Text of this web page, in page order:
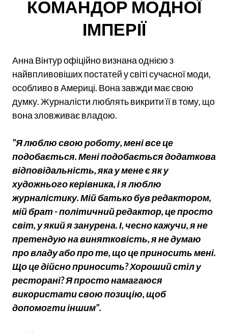
КОМАНДОР МОДНОЇ
ІМПЕРІЇ
Анна Вінтур офіційно визнана однією з
найвпливовіших постатей у світі сучасної моди,
особливо в Америці. Вона завжди має свою
думку. Журналісти люблять викрити її в тому, що
вона зловживає владою.
"Я люблю свою роботу, мені все це
подобається. Мені подобається додаткова
відповідальність, яка у мене є як у
художнього керівника, і я люблю
журналістику. Мій батько був редактором,
мій брат - політичний редактор, це просто
світ, у який я занурена. І, чесно кажучи, я не
претендую на винятковість, я не думаю
про владу або про те, що це приносить мені.
Що це дійсно приносить? Хороший стіл у
ресторані? Я просто намагаюся
використати свою позицію, щоб
допомогти іншим".